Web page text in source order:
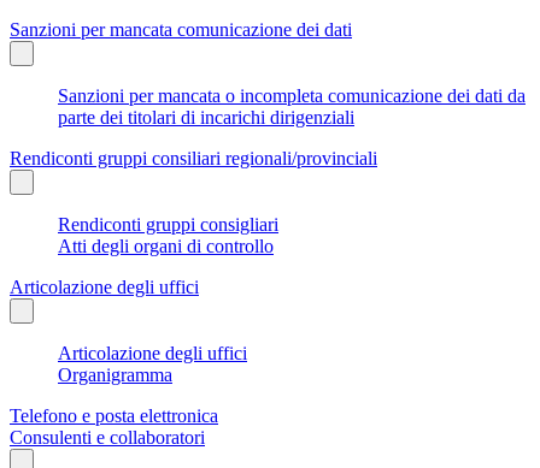
Sanzioni per mancata comunicazione dei dati
Sanzioni per mancata o incompleta comunicazione dei dati da
parte dei titolari di incarichi dirigenziali
Rendiconti gruppi consiliari regionali/provinciali
Rendiconti gruppi consigliari
Atti degli organi di controllo
Articolazione degli uffici
Articolazione degli uffici
Organigramma
Telefono e posta elettronica
Consulenti e collaboratori